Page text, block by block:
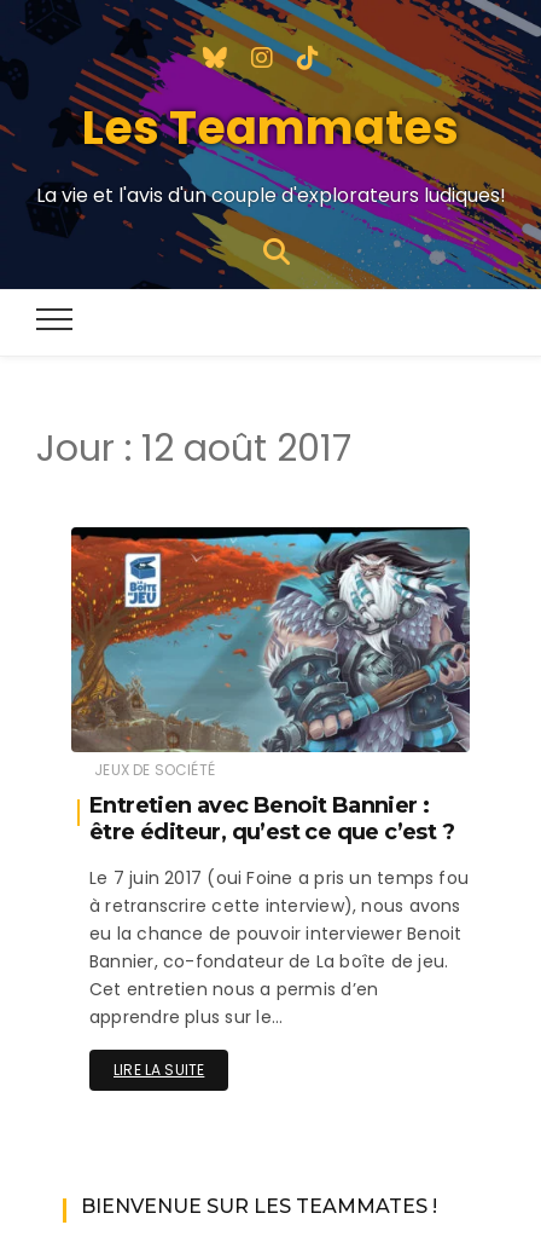
Les Teammates
La vie et l'avis d'un couple d'explorateurs ludiques!
Jour : 12 août 2017
JEUX DE SOCIÉTÉ
Entretien avec Benoit Bannier :
être éditeur, qu’est ce que c’est ?
Le 7 juin 2017 (oui Foine a pris un temps fou
à retranscrire cette interview), nous avons
eu la chance de pouvoir interviewer Benoit
Bannier, co-fondateur de La boîte de jeu.
Cet entretien nous a permis d’en
apprendre plus sur le…
LIRE LA SUITE
BIENVENUE SUR LES TEAMMATES !